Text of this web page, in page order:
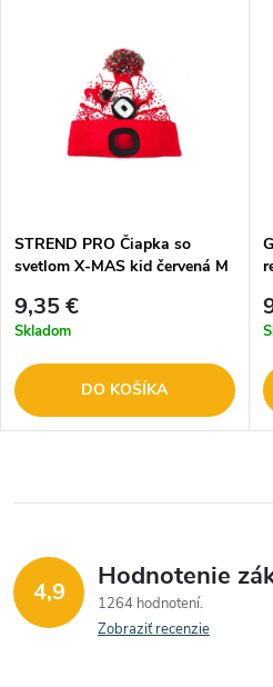
STREND PRO Čiapka so
svetlom X-MAS kid červená M
9,35 €
Skladom
DO KOŠÍKA
4,9 Hodnotenie
1264 hodnotení
Zobraziť recenzie